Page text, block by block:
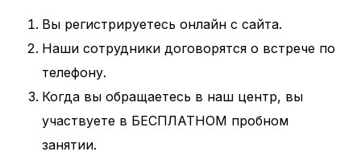
Вы регистрируетесь онлайн с сайта.
Наши сотрудники договорятся о встрече по
телефону.
Когда вы обращаетесь в наш центр, вы
участвуете в БЕСПЛАТНОМ пробном
занятии.